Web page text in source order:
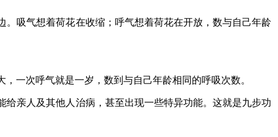
吸气想着荷花在收缩；呼气想着荷花在开放，数与自己年龄
一次呼气就是一岁，数到与自己年龄相同的呼吸次数。
亲人及其他人治病，甚至出现一些特异功能。这就是九步功